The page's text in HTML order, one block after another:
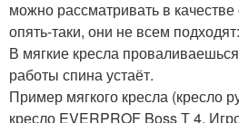
можно рассматривать в
опять-таки, они не всем подходят:
В мягкие кресла
работы спина устаёт.
Пример мягкого кресла (кресло
кресло EVERPROF Boss Т4.